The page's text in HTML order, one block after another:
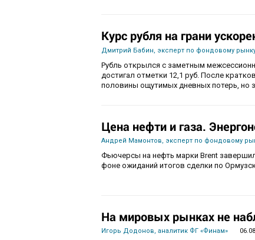
Курс рубля на грани
Дмитрий Бабин, эксперт по фондовому
Рубль открылся с заметным
достигал отметки 12,1 руб. После
половины ощутимых дневных потерь, но
Цена нефти и газа.
Андрей Мамонтов, эксперт по фондовому
Фьючерсы на нефть марки Brent
фоне ожиданий итогов сделки по
На мировых рынках не
Игорь Додонов, аналитик ФГ «Финам»